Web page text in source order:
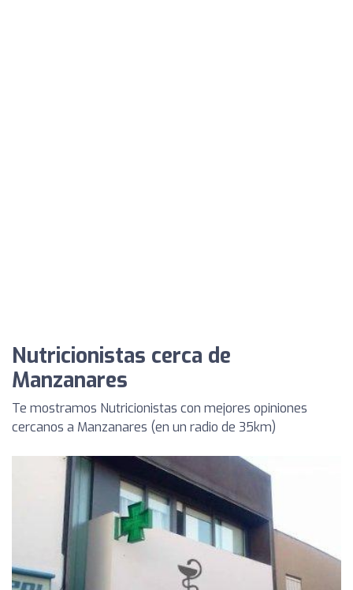
Nutricionistas cerca de
Manzanares
Te mostramos Nutricionistas con mejores opiniones
cercanos a Manzanares (en un radio de 35km)